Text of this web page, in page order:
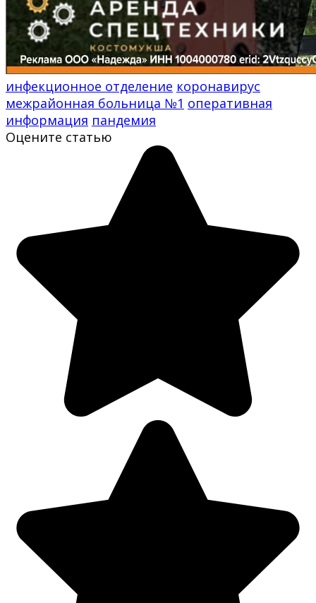
инфекционное отделение коронавирус
межрайонная больница №1 оперативная
информация пандемия
Оцените статью